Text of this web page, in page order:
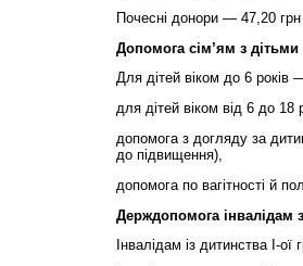
Почесні донори — 47,20
Допомога сім’ям з дітьми
Для дітей віком до 6
для дітей віком від 6 до
допомога з догляду за
до підвищення),
допомога по вагітності й
Держдопомога інвалідам
Інвалідам із дитинства І-